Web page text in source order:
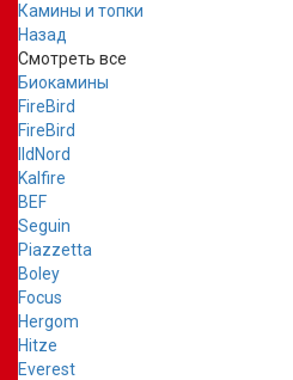
Камины и топки
Назад
Смотреть все
Биокамины
FireBird
FireBird
IldNord
Kalfire
BEF
Seguin
Piazzetta
Boley
Focus
Hergom
Hitze
Everest